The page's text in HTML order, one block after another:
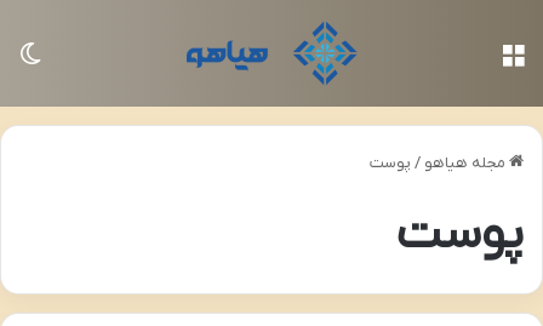
مجله هیاهو / پوست
پوست